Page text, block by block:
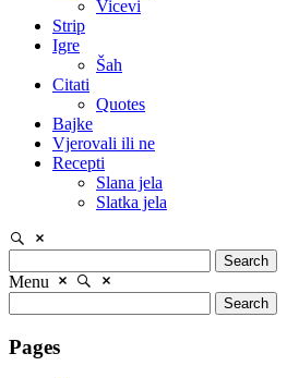
Vicevi
Strip
Igre
Šah
Citati
Quotes
Bajke
Vjerovali ili ne
Recepti
Slana jela
Slatka jela
Search
Menu
Search
Pages